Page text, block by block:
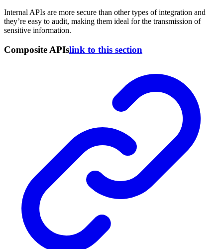
Internal APIs are more secure than other types of integration and
they’re easy to audit, making them ideal for the transmission of
sensitive information.
Composite APIslink to this section